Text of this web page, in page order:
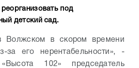
под
детский сад.
Волжском в скором времени
за его нерентабельности», -
102» председатель